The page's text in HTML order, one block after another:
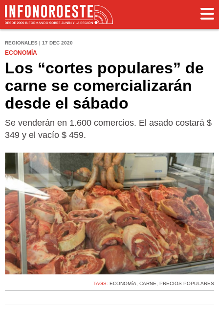
REGIONALES | 17 DEC 2020
ECONOMÍA
Los “cortes populares” de
carne se comercializarán
desde el sábado
Se venderán en 1.600 comercios. El asado costará $
349 y el vacío $ 459.
TAGS: ECONOMíA, CARNE, PRECIOS POPULARES